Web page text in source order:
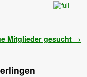
Mitglieder gesucht →